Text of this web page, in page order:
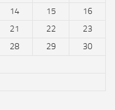
14 15
16
21 22
23
28 29
30